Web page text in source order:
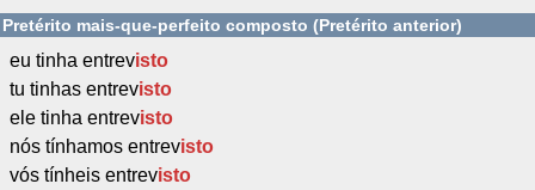
Pretérito mais-que-perfeito composto (Pretérito anterior)
eu tinha entrevisto
tu tinhas entrevisto
ele tinha entrevisto
nós tínhamos entrevisto
vós tínheis entrevisto